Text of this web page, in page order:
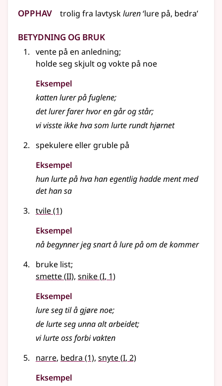
Opphav trolig fra lavtyskluren‘lure på, bedra’
Betydning og bruk
vente på en anledning;
holde seg skjult og vokte på noe
Eksempel
kattenlurerpå fuglene;
detlurerfarer hvor en går og står;
vi visste ikke hva som lurte rundt hjørnet
spekulere eller gruble på
Eksempel
hun lurte på hva han egentlig hadde ment med
det han sa
tvile(1)
Eksempel
nå begynner jeg snart ålurepå om de kommer
bruke list;
smette(2
II), snike(1
I, 1)
Eksempel
lureseg til å gjøre noe;
delurteseg unna alt arbeidet;
vilurteoss forbi vakten
narre, bedra (1), snyte(1
I, 2)
Eksempel